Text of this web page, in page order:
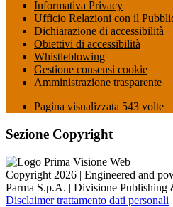
Informativa Privacy
Ufficio Relazioni con il
Dichiarazione di accessibilità
Obiettivi di accessibilità
Whistleblowing
Gestione consensi cookie
Amministrazione trasparente
Pagina visualizzata 543 volte
Sezione Copyright
Copyright 2026 | Engineered and
Parma S.p.A. | Divisione Publishing
Disclaimer trattamento dati personali